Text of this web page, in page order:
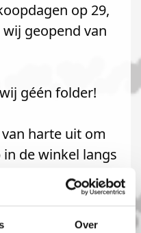
Over
op 29,
geopend van
géén folder!
harte uit om
de winkel langs
vuurwerk op
de winkel kunt